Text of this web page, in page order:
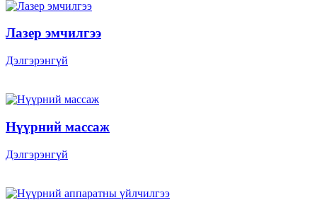
Лазер эмчилгээ
Дэлгэрэнгүй
Нүүрний массаж
Дэлгэрэнгүй